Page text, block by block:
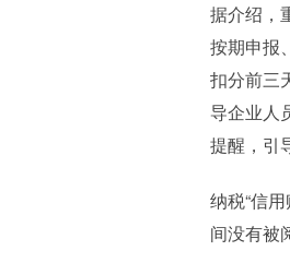
据介绍，
按期申报
扣分前三
导企业人
提醒，引
纳税“信
间没有被